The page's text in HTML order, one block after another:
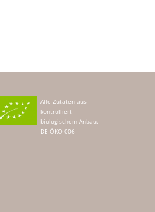
Alle Zutaten aus
kontrolliert
biologischem Anbau.
DE-ÖKO-006